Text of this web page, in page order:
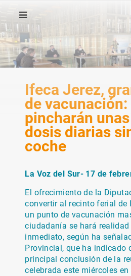
Ifeca Jerez,
de vacunación:
pincharán
dosis diarias
coche
La Voz del Sur- 17 de
El ofrecimiento de la
convertir al recinto ferial de
un punto de vacunación
ciudadanía se hará realidad
inmediato, según ha
Provincial, que ha indicado
principal conclusión de la
celebrada este miércoles